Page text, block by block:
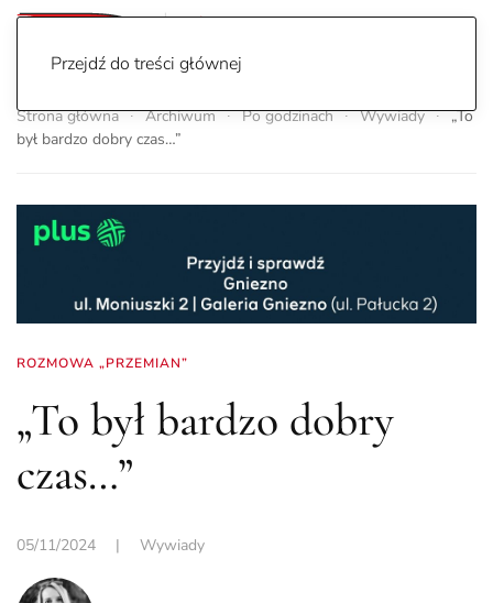
Przejdź do treści głównej
Strona główna Archiwum Po godzinach Wywiady
„To
był bardzo dobry czas…”
ROZMOWA „PRZEMIAN”
„To był bardzo dobry
czas…”
05/11/2024 | Wywiady